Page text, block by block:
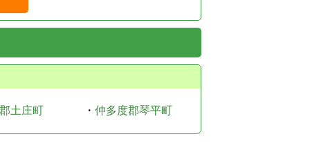
土庄町 ・ 仲多度郡琴平町